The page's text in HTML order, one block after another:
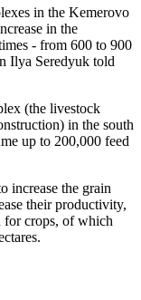
in the Kemerovo
in the
- from 600 to 900
Ilya Seredyuk told
(the livestock
in the south
up to 200,000 feed
increase the grain
their productivity,
for crops, of which